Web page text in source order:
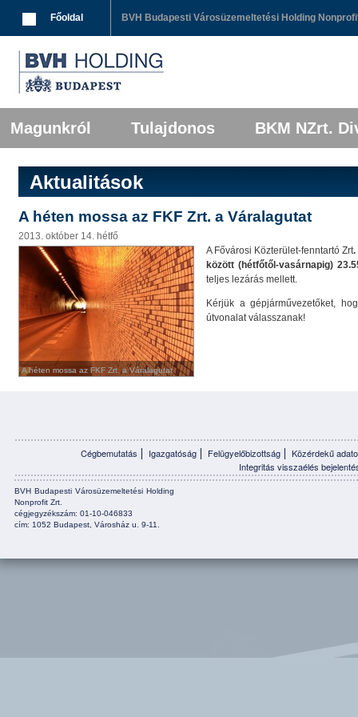
Tovább az elsődleges tartalomra
Tovább a másodlagos tartalomra
Magunkról Tulajdonos BKM NZrt.
BreadcrumbsFőoldal BVH Budapesti Városüzemeltetési Holding
Aktualitások
A héten mossa az FKF Zrt. a Váralagutat
2013. október 14. hétfő
A héten mossa az FKF Zrt. a Váralagutat
A héten mossa az FKF Zrt. a Váralagutat
A Fővárosi Közterület-fenntartó Zrt.
között (hétfőtől-vasárnapig)
teljes lezárás mellett.
Kérjük a gépjárművezetőket,
útvonalat válasszanak!
Cégbemutatás Igazgatóság Felügyelőbizottság
Közérdekű
Integritás visszaélés
BVH Budapesti Városüzemeltetési Holding
Nonprofit Zrt.
cégjegyzékszám: 01-10-046833
cím: 1052 Budapest, Városház u. 9-11.